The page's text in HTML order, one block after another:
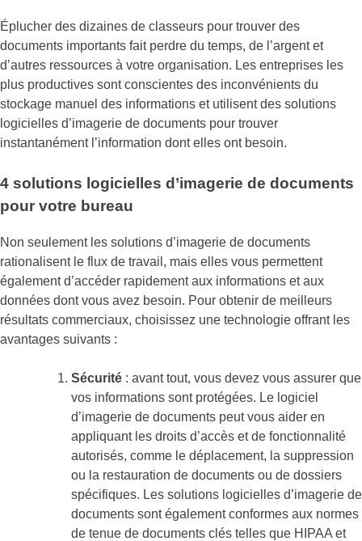
Éplucher des dizaines de classeurs pour trouver des
documents importants fait perdre du temps, de l’argent et
d’autres ressources à votre organisation. Les entreprises les
plus productives sont conscientes des inconvénients du
stockage manuel des informations et utilisent des solutions
logicielles d’imagerie de documents pour trouver
instantanément l’information dont elles ont besoin.
4 solutions logicielles d’imagerie de documents
pour votre bureau
Non seulement les solutions d’imagerie de documents
rationalisent le flux de travail, mais elles vous permettent
également d’accéder rapidement aux informations et aux
données dont vous avez besoin. Pour obtenir de meilleurs
résultats commerciaux, choisissez une technologie offrant les
avantages suivants :
Sécurité : avant tout, vous devez vous assurer que
vos informations sont protégées. Le logiciel
d’imagerie de documents peut vous aider en
appliquant les droits d’accès et de fonctionnalité
autorisés, comme le déplacement, la suppression
ou la restauration de documents ou de dossiers
spécifiques. Les solutions logicielles d’imagerie de
documents sont également conformes aux normes
de tenue de documents clés telles que HIPAA et